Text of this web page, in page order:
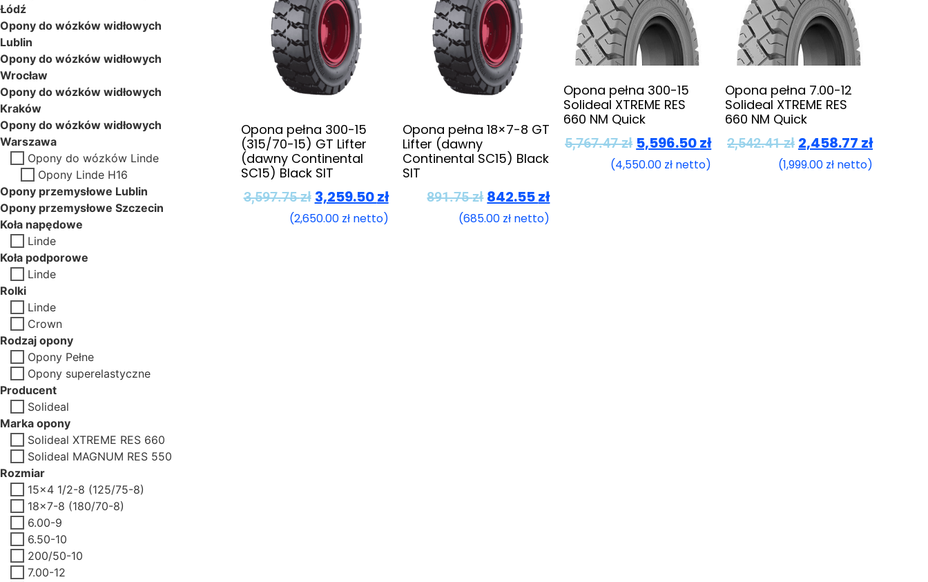
Łódź
Opony do wózków widłowych
Lublin
Opony do wózków widłowych
Wrocław
Opony do wózków widłowych
Kraków
Opony do wózków widłowych
Warszawa
Opony do wózków Linde
Opony Linde H16
Opony przemysłowe Lublin
Opony przemysłowe Szczecin
Koła napędowe
Linde
Koła podporowe
Linde
Rolki
Linde
Crown
Rodzaj opony
Opony Pełne
Opony superelastyczne
Producent
Solideal
Marka opony
Solideal XTREME RES 660
Solideal MAGNUM RES 550
Rozmiar
15x4 1/2-8 (125/75-8)
18x7-8 (180/70-8)
6.00-9
6.50-10
200/50-10
7.00-12
Opona pełna 300-15
(315/70-15) GT Lifter
(dawny Continental
SC15) Black SIT
3,597.75zł 3,259.50zł
(2,650.00 złnetto)
Opona pełna 18×7-8 GT
Lifter (dawny
Continental SC15) Black
SIT
891.75zł 842.55zł
(685.00 zł netto)
Opona pełna 300-15
Solideal XTREME RES
660 NM Quick
5,767.47zł 5,596.50zł
(4,550.00 zł netto)
Opona pełna 7.00-12
Solideal XTREME RES
660 NM Quick
2,542.41zł 2,458.77 zł
(1,999.00 złnetto)